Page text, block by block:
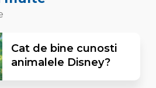
Cat de bine cunosti
animalele Disney?